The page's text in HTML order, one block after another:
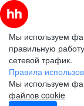
Мы используем
правильную
сетевой трафик.
Правила
Мы используем
файлов cookie